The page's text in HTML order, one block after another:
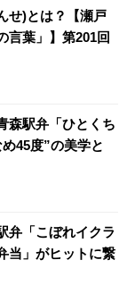
せ)とは？【瀬戸
言葉」】第201回
森駅弁「ひとくち
45度”の美学と
弁「こぼれイクラ
当」がヒットに繋